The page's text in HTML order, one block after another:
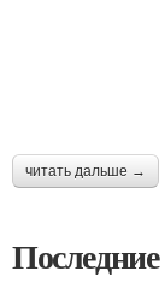
читать дальше →